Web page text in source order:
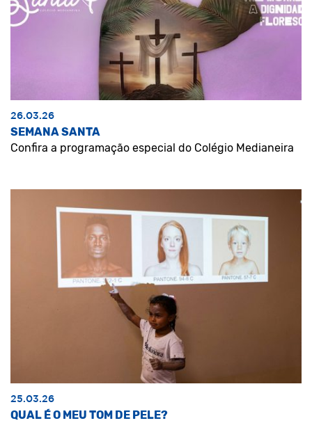
26.03.26
SEMANA SANTA
Confira a programação especial do Colégio Medianeira
25.03.26
QUAL É O MEU TOM DE PELE?